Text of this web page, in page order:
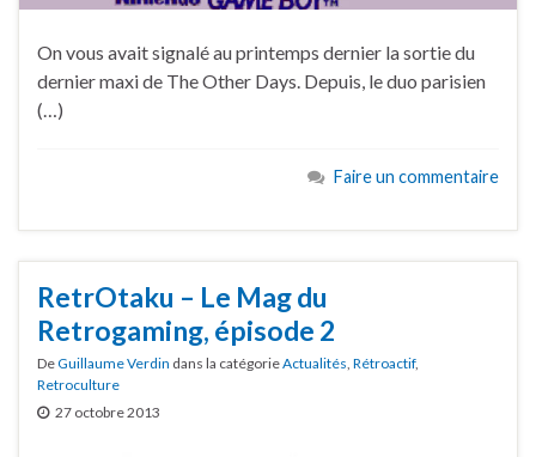
On vous avait signalé au printemps dernier la sortie du
dernier maxi de The Other Days. Depuis, le duo parisien
(…)
Faire un commentaire
RetrOtaku – Le Mag du
Retrogaming, épisode 2
DeGuillaume Verdin dans la catégorieActualités, Rétroactif,
Retroculture
27 octobre 2013